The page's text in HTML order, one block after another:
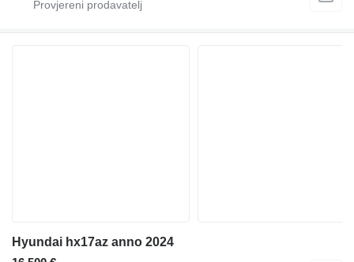
Hyundai hx17az anno 2024